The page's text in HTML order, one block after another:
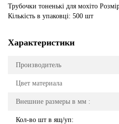
Трубочки тоненькі для мохіто
Кількість в упаковці: 500 шт
Характеристики
Производитель
Цвет материала
Внешние размеры в мм :
Кол-во шт в ящ/уп: